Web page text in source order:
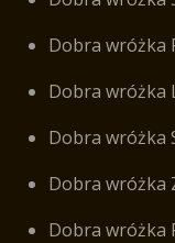
Dobra wróżka
Dobra wróżka
Dobra wróżka
Dobra wróżka
Dobra wróżka